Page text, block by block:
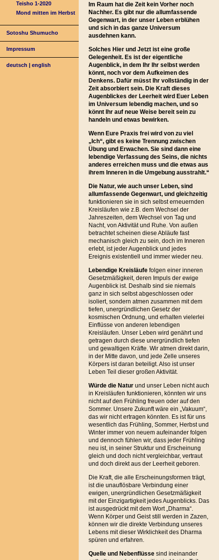
Teisho 1-2020
Mond mitten im Herbst
Sotoshu Shumucho
Impressum
deutsch |english
Im Raum hat die Zeit kein Vorher noch
Nachher. Es gibt nur die allumfassende
Gegenwart, in der unser Leben erblühen
und sich in das ganze Universum
ausdehnen kann.
Solches Hier und Jetzt ist eine große
Gelegenheit. Es ist der eigentliche
Augenblick, in dem Ihr Ihr selbst werden
könnt, noch vor dem Aufkeimen des
Denkens. Dafür müsst Ihr vollständig in der
Zeit absorbiert sein. Die Kraft dieses
Augenblickes der Leerheit wird Euer Leben
im Universum lebendig machen, und so
könnt Ihr auf neue Weise bereit sein zu
handeln und etwas bewirken.
Wenn Eure Praxis frei wird von zu viel
„Ich“, gibt es keine Trennung zwischen
Übung und Erwachen. Sie sind dann eine
lebendige Verfassung des Seins, die nichts
anderes erreichen muss und die etwas aus
ihrem Inneren in die Umgebung ausstrahlt.“
Die Natur, wie auch unser Leben, sind
allumfassende Gegenwart, und gleichzeitig
funktionieren sie in sich selbst erneuernden
Kreisläufen wie z.B. dem Wechsel der
Jahreszeiten, dem Wechsel von Tag und
Nacht, von Aktivität und Ruhe. Von außen
betrachtet scheinen diese Abläufe fast
mechanisch gleich zu sein, doch im Inneren
erlebt, ist jeder Augenblick und jedes
Ereignis existentiell und immer wieder neu.
Lebendige Kreisläufefolgen einer inneren
Gesetzmäßigkeit, deren Impuls der ewige
Augenblick ist. Deshalb sind sie niemals
ganz in sich selbst abgeschlossen oder
isoliert, sondern atmen zusammen mit dem
tiefen, unergründlichen Gesetz der
kosmischen Ordnung, und erhalten vielerlei
Einflüsse von anderen lebendigen
Kreisläufen. Unser Leben wird genährt und
getragen durch diese unergründlich tiefen
und gewaltigen Kräfte. Wir atmen direkt darin,
in der Mitte davon, und jede Zelle unseres
Körpers ist daran beteiligt. Also ist unser
Leben Teil dieser großen Aktivität.
Würde die Naturund unser Leben nicht auch
in Kreisläufen funktionieren, könnten wir uns
nicht auf den Frühling freuen oder auf den
Sommer. Unsere Zukunft wäre ein „Vakuum“,
das wir nicht ertragen könnten. Es ist für uns
wesentlich das Frühling, Sommer, Herbst und
Winter immer von neuem aufeinander folgen
und dennoch fühlen wir, dass jeder Frühling
neu ist, in seiner Struktur und Erscheinung
gleich und doch nicht vergleichbar, vertraut
und doch direkt aus der Leerheit geboren.
Die Kraft, die alle Erscheinungsformen trägt,
ist die unauflösbare Verbindung einer
ewigen, unergründlichen Gesetzmäßigkeit
mit der Einzigartigkeit jedes Augenblicks. Das
ist ausgedrückt mit dem Wort „Dharma“.
Wenn Körper und Geist still werden in Zazen,
können wir die direkte Verbindung unseres
Lebens mit dieser Wirklichkeit des Dharma
spüren und erfahren.
Quelle und Nebenflüssesind ineinander